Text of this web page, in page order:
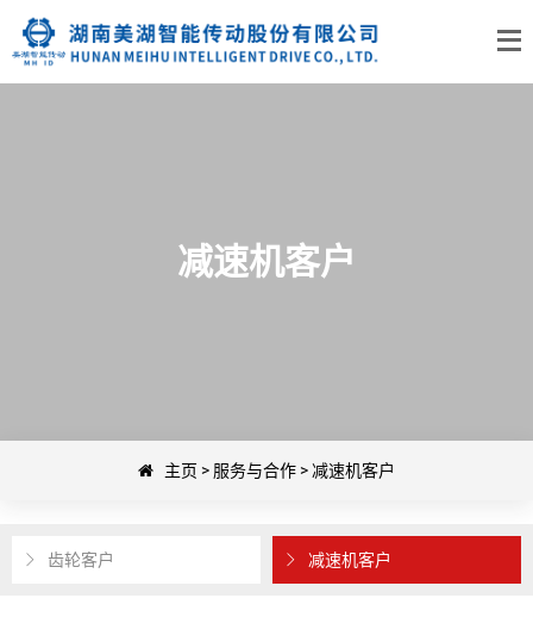
减速机客户
主页 > 服务与合作 >减速机客户
齿轮客户 减速机客户